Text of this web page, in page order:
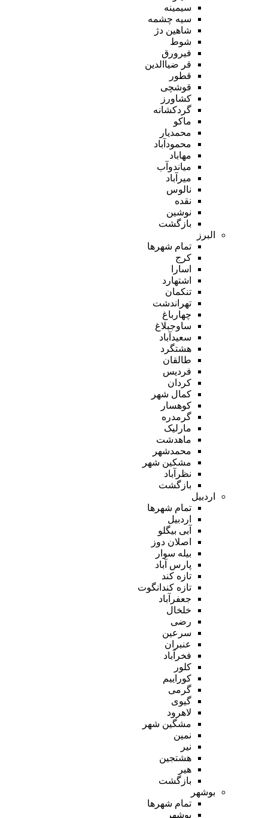
سیمینه
سیه چشمه
شاهین دژ
شوط
فیرورق
قر ضیاالدین
قطور
قوشچی
کشاورز
گردکشانه
ماکو
محمدیار
محمودآباد
مهاباد
میاندوآب
میرآباد
نالوس
نقده
نوشین
بازگشت
البرز
تمام شهر‌ها
کرج
اسارا
اشتهارد
تنکمان
تهراندشت
چهارباغ
ساوجبلاغ
سعیدآباد
هشتگرد
طالقان
فردیس
کردان
کمال شهر
کوهسار
گرمدره
مارلیک
ماهدشت
محمدشهر
مشکین شهر
نظرآباد
بازگشت
اردبیل
تمام شهر‌ها
اردبیل
آبی بیگلو
اصلان دوز
بیله سوار
پارس آباد
تازه کند
تازه کندانگوت
جعفرآباد
خلخال
رضی
سرعین
عنبران
فخرآباد
کلور
کوراییم
گرمی
گیوی
لاهرود
مشگین شهر
نمین
نیر
هشتجین
هیر
بازگشت
بوشهر
تمام شهر‌ها
بوشهر